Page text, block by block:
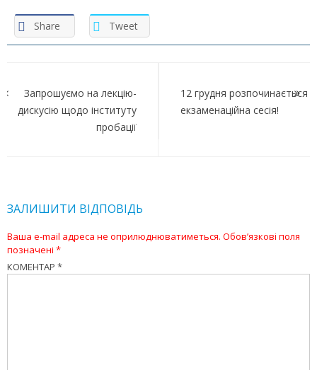
Share Tweet
записів
Запрошуємо на лекцію-
дискусію щодо інституту
пробації
12 грудня розпочинається
екзаменаційна сесія!
ЗАЛИШИТИ ВІДПОВІДЬ
Ваша e-mail адреса не оприлюднюватиметься. Обов’язкові поля
позначені *
КОМЕНТАР *